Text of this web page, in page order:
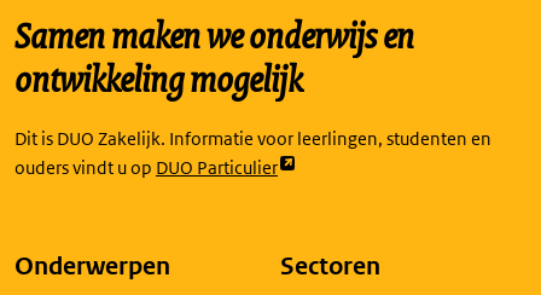
Samen maken we onderwijs en
ontwikkeling mogelijk
Dit is DUO Zakelijk. Informatie voor leerlingen, studenten en
ouders vindt u op DUO Particulier
Link
in
Onderwerpen Sectoren